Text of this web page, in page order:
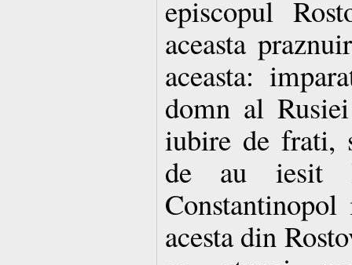
episcopul
aceasta
aceasta:
domn al
iubire de frati,
de au iesit
acesta din